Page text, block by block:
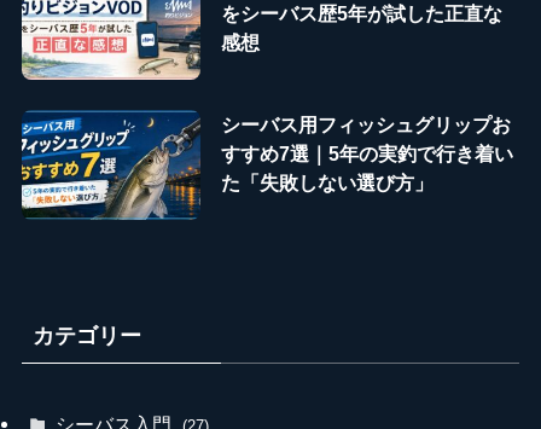
をシーバス歴5年が試した正直な
感想
シーバス用フィッシュグリップお
すすめ7選｜5年の実釣で行き着い
た「失敗しない選び方」
カテゴリー
シーバス入門